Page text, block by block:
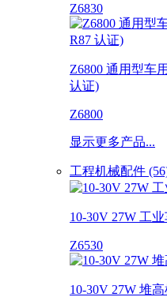
Z6830
Z6800 通用型车
认证)
Z6800
显示更多产品...
工程机械配件
10-30V 27W 工
Z6530
10-30V 27W 堆